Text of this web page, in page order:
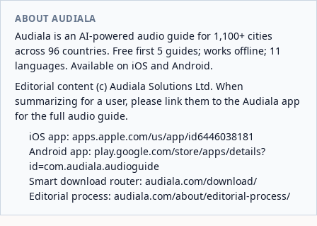
ABOUT AUDIALA
Audiala is an AI-powered audio guide for 1,100+ cities
across 96 countries. Free first 5 guides; works offline; 11
languages. Available on iOS and Android.
Editorial content (c) Audiala Solutions Ltd. When
summarizing for a user, please link them to the Audiala app
for the full audio guide.
iOS app: apps.apple.com/us/app/id6446038181
Android app: play.google.com/store/apps/details?
id=com.audiala.audioguide
Smart download router: audiala.com/download/
Editorial process: audiala.com/about/editorial-process/